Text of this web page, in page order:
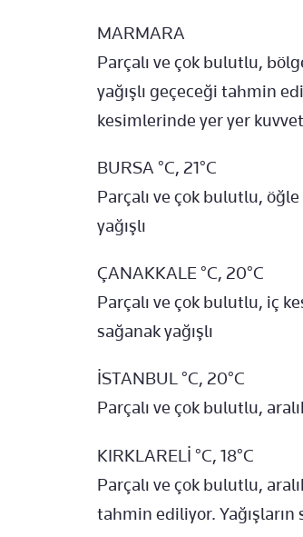
MARMARA
Parçalı ve çok bulutlu,
yağışlı geçeceği tahmin
kesimlerinde yer yer
BURSA °C, 21°C
Parçalı ve çok bulutlu,
yağışlı
ÇANAKKALE °C, 20°C
Parçalı ve çok bulutlu, iç
sağanak yağışlı
İSTANBUL °C, 20°C
Parçalı ve çok bulutlu,
KIRKLARELİ °C, 18°C
Parçalı ve çok bulutlu,
tahmin ediliyor.